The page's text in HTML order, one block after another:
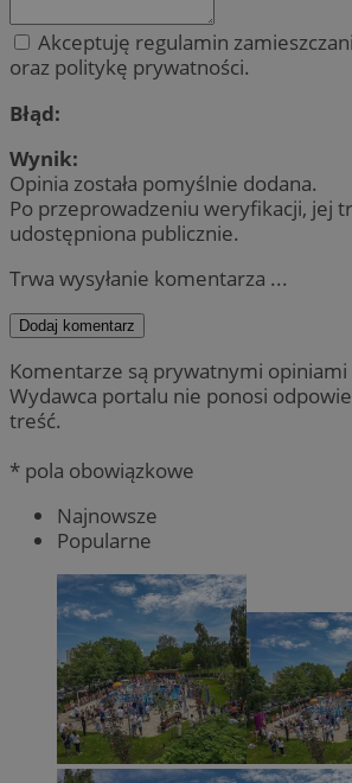
Akceptuję regulamin
oraz politykę prywatności.
Błąd:
Wynik:
Opinia została pomyślnie dodana.
Po przeprowadzeniu weryfikacji, jej
udostępniona publicznie.
Trwa wysyłanie komentarza ...
Dodaj komentarz
Komentarze są prywatnymi
Wydawca portalu nie ponosi
treść.
* pola obowiązkowe
Najnowsze
Popularne